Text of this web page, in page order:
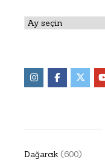
Arşivler
Dağarcık (600)